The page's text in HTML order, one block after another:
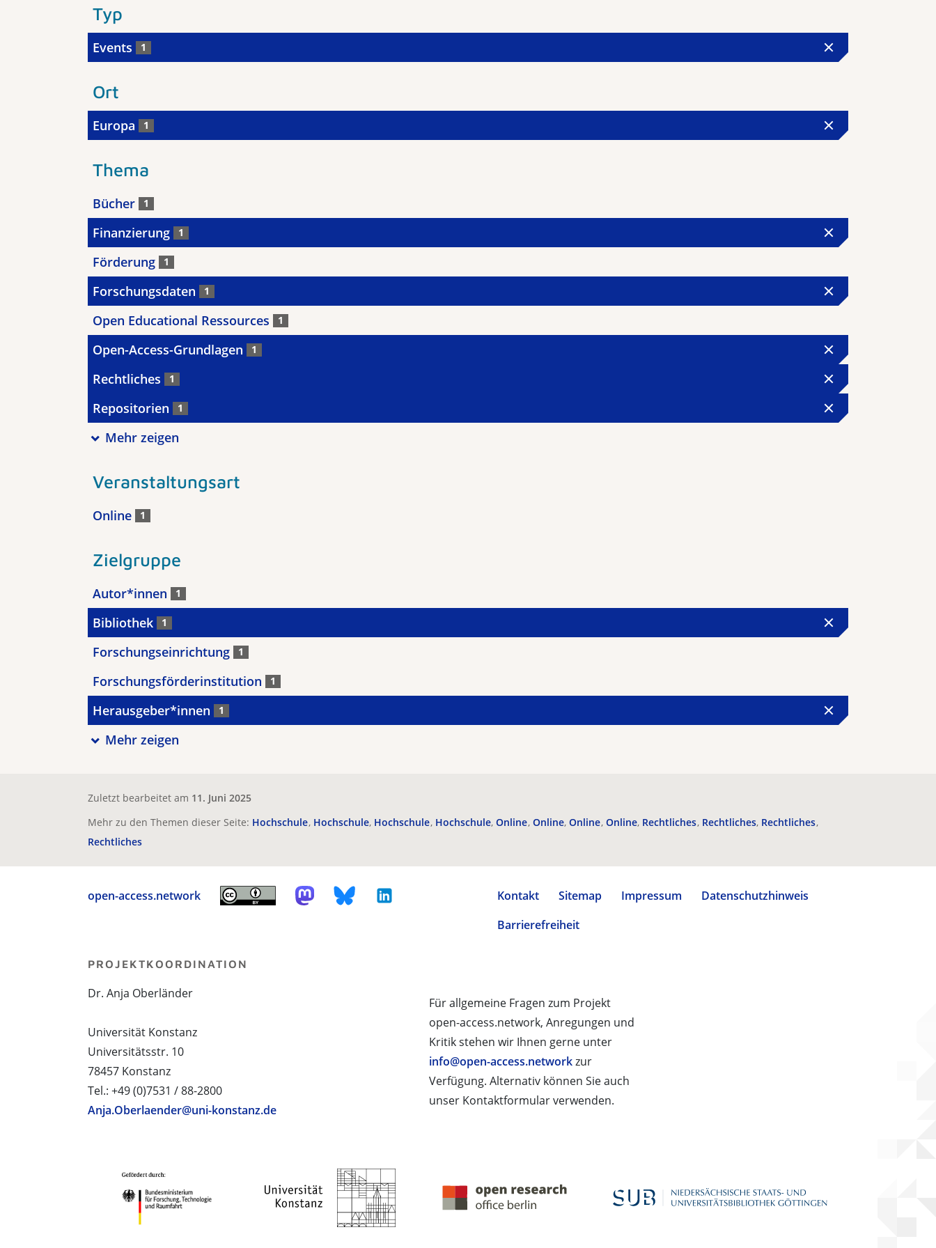
Typ
Events 1
Ort
Europa 1
Thema
Bücher 1
Finanzierung 1
Förderung 1
Forschungsdaten 1
Open Educational Ressources 1
Open-Access-Grundlagen 1
Rechtliches 1
Repositorien 1
Mehr zeigen
Veranstaltungsart
Online 1
Zielgruppe
Autor*innen 1
Bibliothek 1
Forschungseinrichtung 1
Forschungsförderinstitution 1
Herausgeber*innen 1
Mehr zeigen
Zuletzt bearbeitet am 11. Juni 2025
Mehr zu den Themen dieser Seite: Hochschule Hochschule Hochschule Hochschule Online Online Online Online Rechtliches Rechtliches Rechtliches
Rechtliches
open-access.network Kontakt Sitemap Impressum
Datenschutzhinweis
Barrierefreiheit
Für allgemeine Fragen zum Projekt
open-access.network, Anregungen und
Kritik stehen wir Ihnen gerne unter
info@open-access.networkzur
Verfügung. Alternativ können Sie auch
unser Kontaktformular verwenden.
PROJEKTKOORDINATION
Dr. Anja Oberländer
Universität Konstanz
Universitätsstr. 10
78457 Konstanz
Tel.: +49 (0)7531 / 88-2800
Anja.Oberlaender@uni-konstanz.de